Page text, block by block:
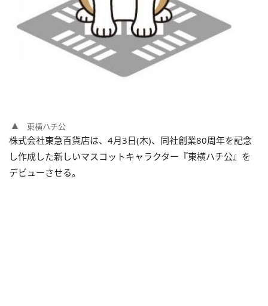
東横ハチ公
株式会社東急百貨店は、4月3日(木)、同社創業80周年を記念
し作成した新しいマスコットキャラクター『東横ハチ公』を
デビューさせる。